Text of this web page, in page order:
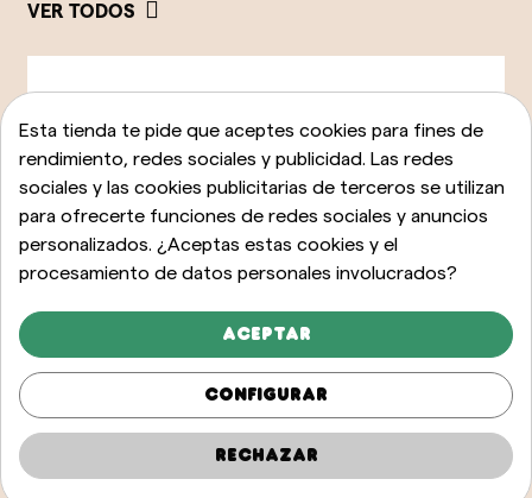
VER TODOS
Esta tienda te pide que aceptes cookies para fines de
rendimiento, redes sociales y publicidad. Las redes
sociales y las cookies publicitarias de terceros se utilizan
para ofrecerte funciones de redes sociales y anuncios
personalizados. ¿Aceptas estas cookies y el
procesamiento de datos personales involucrados?
Aceptar
Configurar
Rechazar